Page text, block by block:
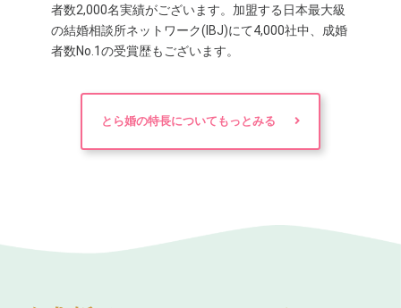
者数2,000名実績がございます。加盟する日本最大級
の結婚相談所ネットワーク(IBJ)にて4,000社中、成婚
者数No.1の受賞歴もございます。
とら婚の特長についてもっとみる